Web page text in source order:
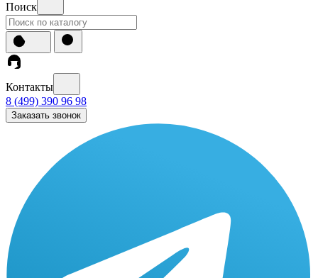
Поиск
Контакты
8 (499) 390 96 98
Заказать звонок